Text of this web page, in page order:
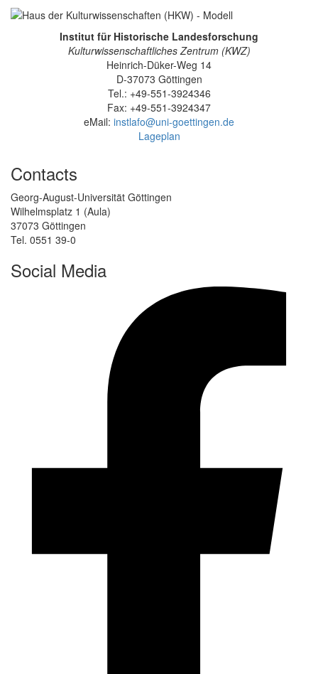
Institut für Historische Landesforschung
Kulturwissenschaftliches Zentrum (KWZ)
Heinrich-Düker-Weg 14
D-37073 Göttingen
Tel.: +49-551-3924346
Fax: +49-551-3924347
eMail: instlafo@uni-goettingen.de
Lageplan
Contacts
Georg-August-Universität Göttingen
Wilhelmsplatz 1 (Aula)
37073 Göttingen
Tel. 0551 39-0
Social Media